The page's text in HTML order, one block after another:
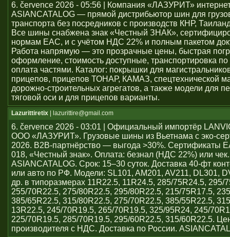
6. července 2026 - 05:56 | Компания «ЛАЗУРИТ»
ASIANCATALOG — прямой дистрибьютор шин для
транспорта без посредников с производств КНР,
Все шины снабжена знак «Честный ЗНАК»,
нормам ЕАС, и с учётом НДС 22% и полным пакетом
Работа напрямую — это прозрачные цены, быстрая
оформление, стоимость доступные, транспортировка по
оплата частями. Каталог: покрышки для
прицепов, прицепов ТОНАР, КАМАЗ, спецтехнической
дорожно-строительных агрегатов, а также модели для
тяговой оси и для прицепов варианты.
Lazurittiretix | lazurittire@gmail.com
6. července 2026 - 03:01 | Официальный импортёр
ООО «ЛАЗУРИТ». Грузовые шины из Вьетнама с эко-
2026. B2B-партнёрство — выгода >30%. Сертификаты
018, «Честный знак». Оплата: безнал (НДС 22%) или
ASIANCATALOG. Срок: 15–30 суток. Доставка 40-фт
или авто по РФ. Модели: SL101, AM201, AV211, DL301,
др. в типоразмерах 11R22.5, 11R24.5, 285/75R24.5, 295/
255/70R22.5, 275/80R22.5, 295/80R22.5, 215/75R17.5,
385/65R22.5, 315/80R22.5, 275/70R22.5, 385/55R22.5,
13R22.5, 245/70R19.5, 265/70R19.5, 325/95R24, 245/
225/70R19.5, 285/70R19.5, 295/60R22.5, 315/60R22.5.
производителя с НДС. Доставка по России.